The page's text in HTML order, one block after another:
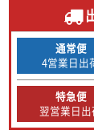
通常便
4営業日出
特急便
翌営業日出